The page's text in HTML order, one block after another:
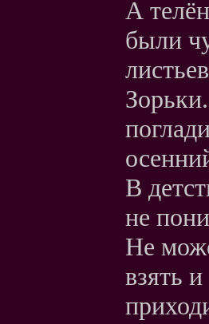
А
были
В
не
Не
взять